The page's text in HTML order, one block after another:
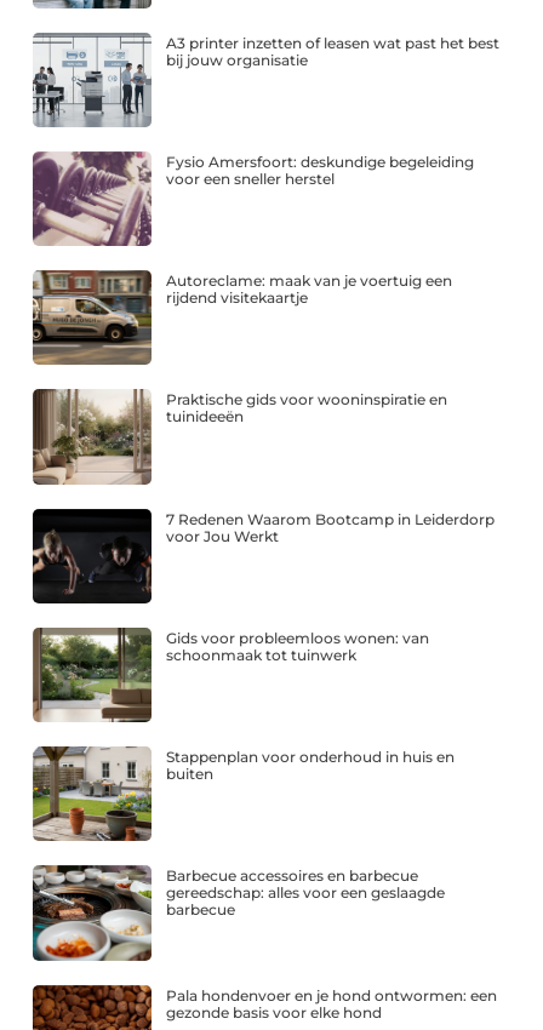
A3 printer inzetten of leasen wat past het best
bij jouw organisatie
Fysio Amersfoort: deskundige begeleiding
voor een sneller herstel
Autoreclame: maak van je voertuig een
rijdend visitekaartje
Praktische gids voor wooninspiratie en
tuinideeën
7 Redenen Waarom Bootcamp in Leiderdorp
voor Jou Werkt
Gids voor probleemloos wonen: van
schoonmaak tot tuinwerk
Stappenplan voor onderhoud in huis en
buiten
Barbecue accessoires en barbecue
gereedschap: alles voor een geslaagde
barbecue
Pala hondenvoer en je hond ontwormen: een
gezonde basis voor elke hond